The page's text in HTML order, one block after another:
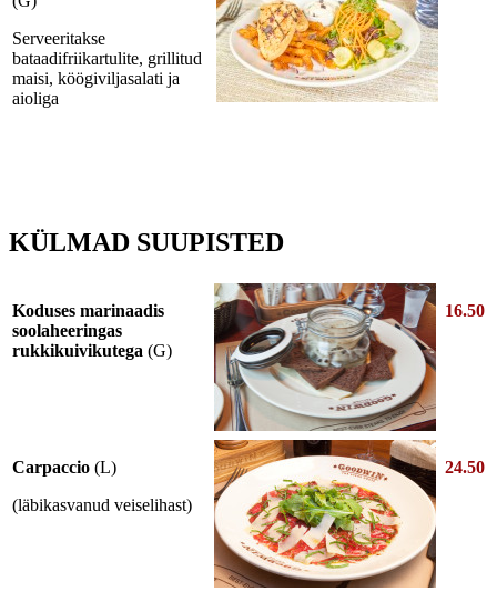
Serveeritakse
bataadifriikartulite, grillitud
maisi, köögiviljasalati ja
aioliga
KÜLMAD SUUPISTED
Koduses marinaadis
soolaheeringas
rukkikuivikutega (G)
16.50
Carpaccio (L)
(läbikasvanud veiselihast)
24.50